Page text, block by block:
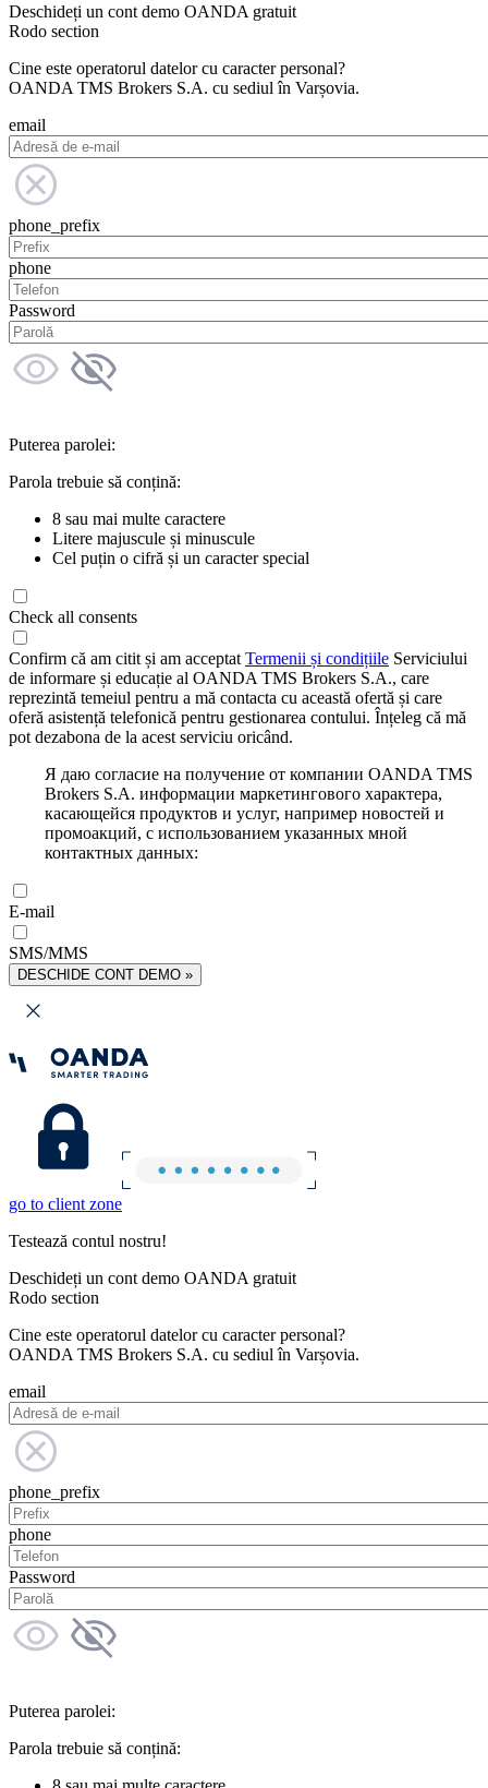
Deschideți un cont demo OANDA gratuit
Rodo section
Cine este operatorul datelor cu caracter personal?
OANDA TMS Brokers S.A. cu sediul în Varșovia.
email
phone_prefix
phone
Password
Puterea parolei:
Parola trebuie să conțină:
8 sau mai multe caractere
Litere majuscule și minuscule
Cel puțin o cifră și un caracter special
Check all consents
Confirm că am citit și am acceptat Termenii și condițiile Serviciului
de informare și educație al OANDA TMS Brokers S.A., care
reprezintă temeiul pentru a mă contacta cu această ofertă și care
oferă asistență telefonică pentru gestionarea contului. Înțeleg că mă
pot dezabona de la acest serviciu oricând.
Я даю согласие на получение от компании OANDA TMS
Brokers S.A. информации маркетингового характера,
касающейся продуктов и услуг, например новостей и
промоакций, с использованием указанных мной
контактных данных:
E-mail
SMS/MMS
DESCHIDE CONT DEMO »
go to client zone
Testează contul nostru!
Deschideți un cont demo OANDA gratuit
Rodo section
Cine este operatorul datelor cu caracter personal?
OANDA TMS Brokers S.A. cu sediul în Varșovia.
email
phone_prefix
phone
Password
Puterea parolei:
Parola trebuie să conțină: